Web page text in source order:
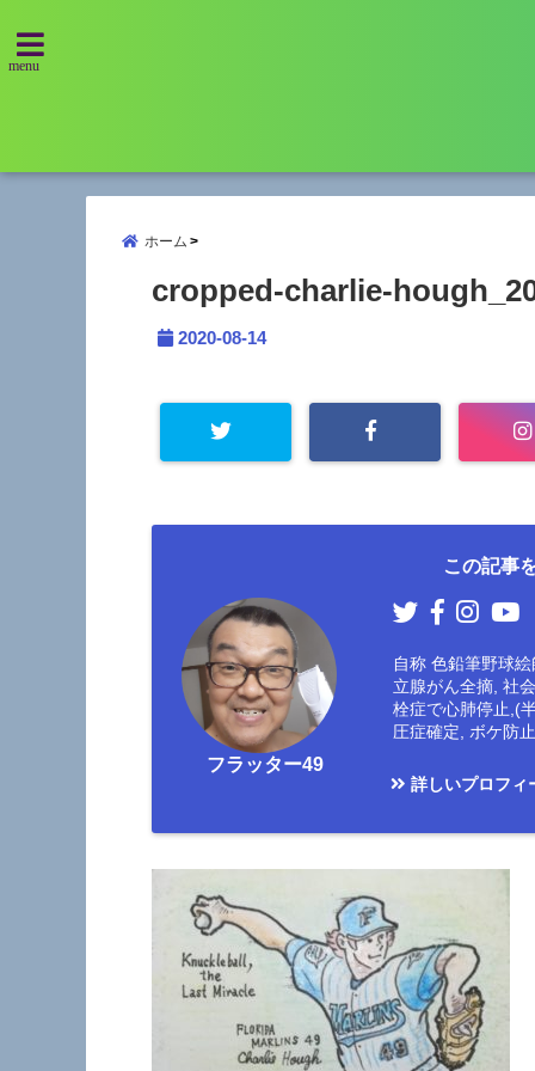
menu
ホーム
cropped-charlie-
2020-08-14
この記事
フラッター49
自称 色鉛筆野球
立腺がん全摘, 社
栓症で心肺停止,(
圧症確定, ボケ防
詳しいプロフィ